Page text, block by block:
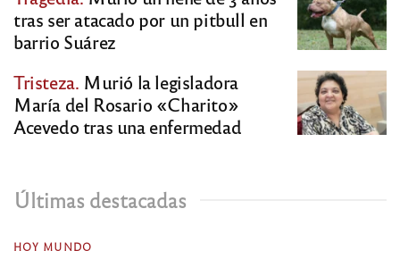
tras ser atacado por un pitbull en
barrio Suárez
Tristeza. Murió la legisladora
María del Rosario «Charito»
Acevedo tras una enfermedad
Últimas destacadas
HOY MUNDO